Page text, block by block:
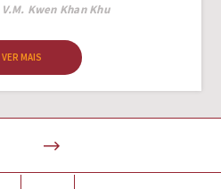
Author
V.M. Kwen Khan Khu
VER MAIS